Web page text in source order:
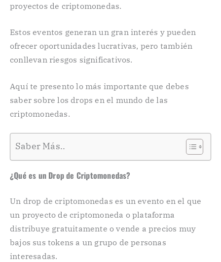
proyectos de criptomonedas.
Estos eventos generan un gran interés y pueden
ofrecer oportunidades lucrativas, pero también
conllevan riesgos significativos.
Aquí te presento lo más importante que debes
saber sobre los drops en el mundo de las
criptomonedas.
Saber Más..
¿Qué es un Drop de Criptomonedas?
Un drop de criptomonedas es un evento en el que
un proyecto de criptomoneda o plataforma
distribuye gratuitamente o vende a precios muy
bajos sus tokens a un grupo de personas
interesadas.